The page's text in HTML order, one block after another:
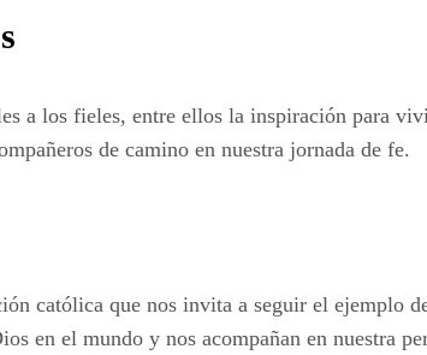
a los fieles, entre ellos la inspiración para
de camino en nuestra jornada de fe.
católica que nos invita a seguir el ejemplo
en el mundo y nos acompañan en nuestra